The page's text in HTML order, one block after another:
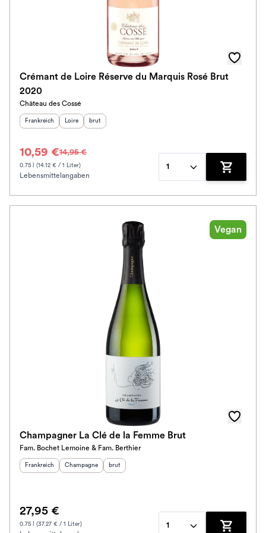
Crémant de Loire Réserve du Marquis Rosé Brut
2020
Château des Cossé
Herkunftsland
Frankreich Herkunftsregion
Loire Geschmack
brut
10,59 €14,95 €
0.75 l (14.12 € / 1 Liter)
Lebensmittelangaben
1
Zum
Vegan
Champagner La Clé de la Femme Brut
Fam. Bochet Lemoine & Fam. Berthier
Herkunftsland
Frankreich Herkunftsregion :
Champagne Geschmack
brut
27,95 €
0.75 l (37.27 € / 1 Liter)
1